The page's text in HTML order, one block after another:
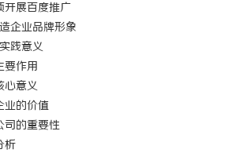
开展百度推广
企业品牌形象
践意义
要作用
心意义
业的价值
司的重要性
析